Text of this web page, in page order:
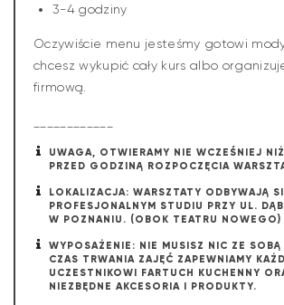
3-4 godziny
Oczywiście menu jesteśmy gotowi
chcesz wykupić cały kurs albo
firmową.
UWAGA, OTWIERAMY NIE WCZEŚNIEJ
PRZED GODZINĄ ROZPOCZĘCIA
LOKALIZACJA: WARSZTATY ODBYWAJĄ
PROFESJONALNYM STUDIU PRZY UL.
W POZNANIU. (OBOK TEATRU NOWEGO)
WYPOSAŻENIE: NIE MUSISZ NIC ZE SOBĄ
CZAS TRWANIA ZAJĘĆ ZAPEWNIAMY
UCZESTNIKOWI FARTUCH KUCHENNY
NIEZBĘDNE AKCESORIA I PRODUKTY.